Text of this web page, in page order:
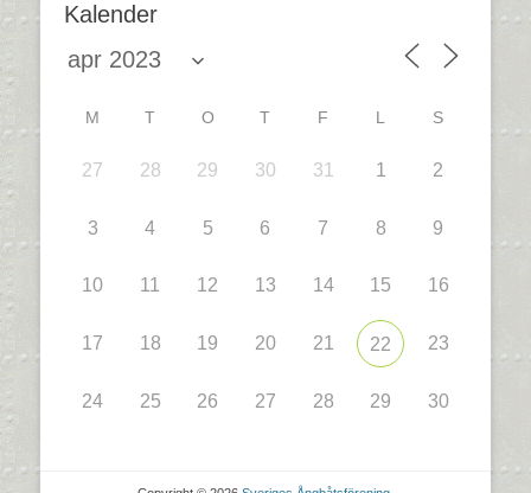
Kalender
M T O T F L S
27 28 29 30 31 1 2
3 4 5 6 7 8 9
10 11 12 13 14 15 16
17 18 19 20 21 22 23
24 25 26 27 28 29 30